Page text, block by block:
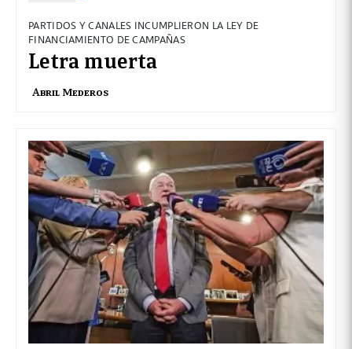
PARTIDOS Y CANALES INCUMPLIERON LA LEY DE
FINANCIAMIENTO DE CAMPAÑAS
Letra muerta
Abril Mederos